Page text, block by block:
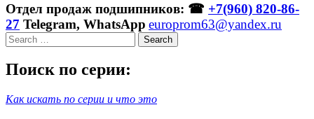
Отдел продаж подшипников: ☎ +7(960) 820-86-
27 Telegram, WhatsApp europrom63@yandex.ru
Search
Поиск по серии:
Как искать по серии и что это